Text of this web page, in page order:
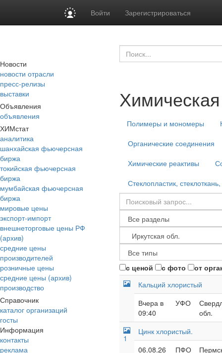
Войти Зарегистрироваться
Новости
новости отрасли
пресс-релизы
выставки
Объявления
объявления
ХИМстат
аналитика
шанхайская фьючерсная
биржа
токийская фьючерсная
биржа
мумбайская фьючерсная
биржа
мировые цены
экспорт-импорт
внешнеторговые цены РФ
(архив)
средние цены
производителей
розничные цены
средние цены (архив)
производство
Справочник
каталог организаций
госты
Информация
контакты
реклама
Полимеры и мономеры
Органические соединения
Химические реактивы
Стеклопластик,
с ценой с фото
от
Кальций хлористый
Вчера в
09:40
УФО
обл.
1
Цинк хлористый.
06.08.26
ПФО